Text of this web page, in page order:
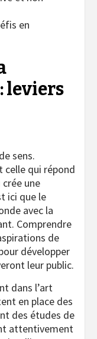
en
leviers
sens.
celle qui répond
une
ici que le
avec la
Comprendre
de
développer
leur public.
dans l’art
en place des
des études de
attentivement